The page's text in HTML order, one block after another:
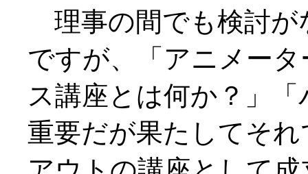
理事の間でも検討が
ですが、「アニメー
ス講座とは何か？」
重要だが果たしてそ